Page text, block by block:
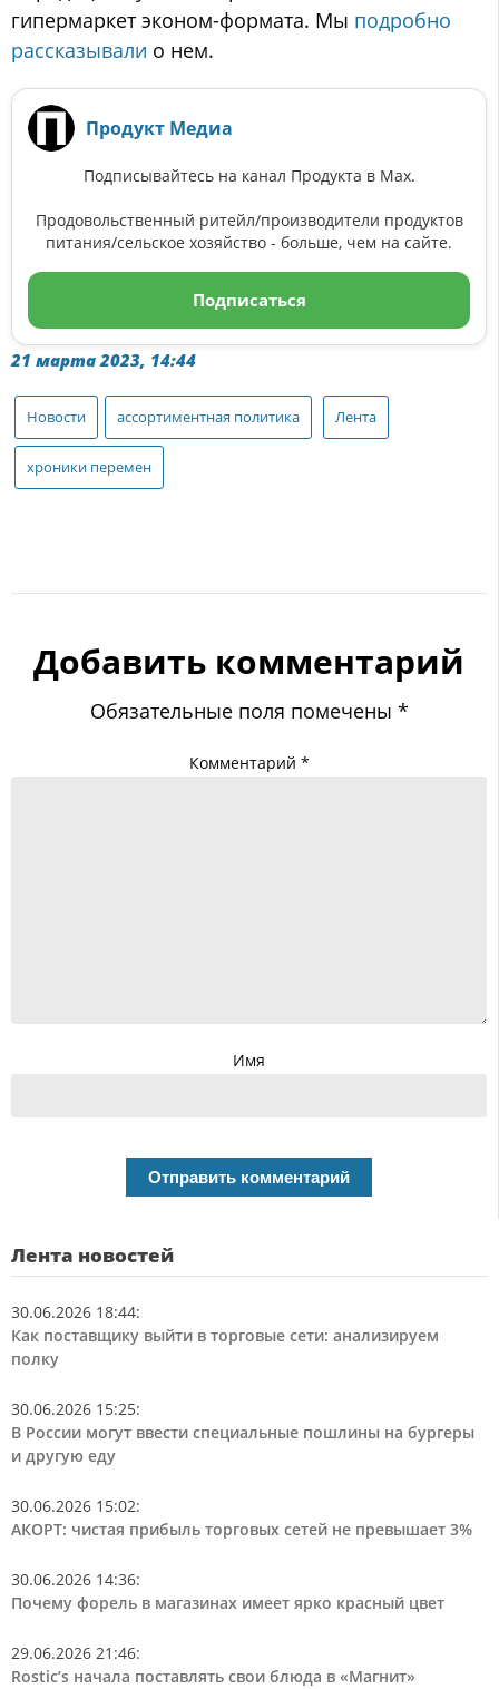
гипермаркет эконом-формата. Мы подробно
рассказывали о нем.
Продукт Медиа
Подписывайтесь на канал Продукта в Max.
Продовольственный ритейл/производители продуктов
питания/сельское хозяйство - больше, чем на сайте.
Подписаться
21 марта 2023, 14:44
Новости ассортиментная политика Лента
хроники перемен
Добавить комментарий
Обязательные поля помечены *
Комментарий *
Имя
Лента новостей
30.06.2026 18:44:
Как поставщику выйти в торговые сети: анализируем
полку
30.06.2026 15:25:
В России могут ввести специальные пошлины на бургеры
и другую еду
30.06.2026 15:02:
АКОРТ: чистая прибыль торговых сетей не превышает 3%
30.06.2026 14:36:
Почему форель в магазинах имеет ярко красный цвет
29.06.2026 21:46:
Rostic’s начала поставлять свои блюда в «Магнит»